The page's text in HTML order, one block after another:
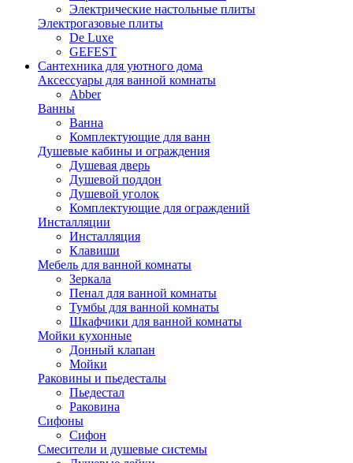
Электрические настольные плиты
Электрогазовые плиты
De Luxe
GEFEST
Сантехника для уютного дома
Аксессуары для ванной комнаты
Abber
Ванны
Ванна
Комплектующие для ванн
Душевые кабины и ограждения
Душевая дверь
Душевой поддон
Душевой уголок
Комплектующие для ограждений
Инсталляции
Инсталляция
Клавиши
Мебель для ванной комнаты
Зеркала
Пенал для ванной комнаты
Тумбы для ванной комнаты
Шкафчики для ванной комнаты
Мойки кухонные
Донный клапан
Мойки
Раковины и пьедесталы
Пьедестал
Раковина
Сифоны
Сифон
Смесители и душевые системы